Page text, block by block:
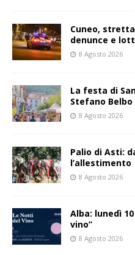
Cuneo,
denunce e
8 Agosto 2026
La festa di
Stefano
8 Agosto 2026
Palio di Asti:
l’allestimento
8 Agosto 2026
Alba: lunedì
vino”
8 Agosto 2026